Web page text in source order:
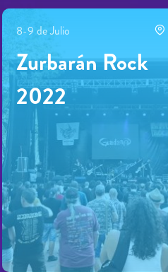
8-9 de Julio
Zurbarán Rock
2022